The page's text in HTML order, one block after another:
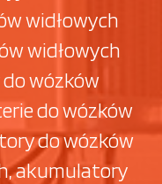
widłowych
widłowych
wózków
do wózków
do wózków
akumulatory